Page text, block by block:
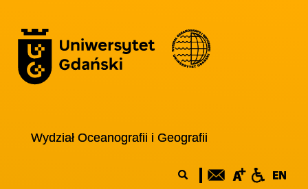
Wydział Oceanografii i Geografii